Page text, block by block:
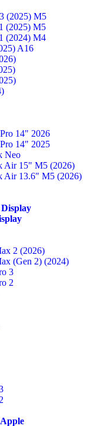
(2025) M5
(2025) M5
(2024) M4
A16
14" 2026
14" 2025
Neo
Air 15" M5 (2026)
Air 13.6" M5 (2026)
2 (2026)
(Gen 2) (2024)
3
2